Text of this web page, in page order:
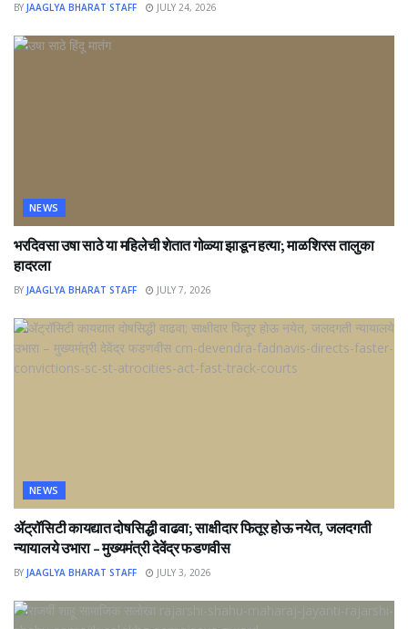
BY JAAGLYA BHARAT STAFF JULY 24, 2026
NEWS
भरदिवसा उषा साठे या महिलेची शेतात गोळ्या झाडून हत्या; माळशिरस तालुका
हादरला
BY JAAGLYA BHARAT STAFF JULY 7, 2026
NEWS
ॲट्रॉसिटी कायद्यात दोषसिद्धी वाढवा; साक्षीदार फितूर होऊ नयेत, जलदगती
न्यायालये उभारा – मुख्यमंत्री देवेंद्र फडणवीस
BY JAAGLYA BHARAT STAFF JULY 3, 2026